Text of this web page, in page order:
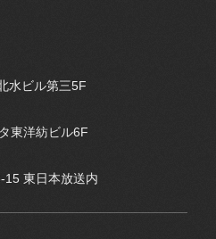
水ビル第三5F
東洋紡ビル6F
15 東日本放送内